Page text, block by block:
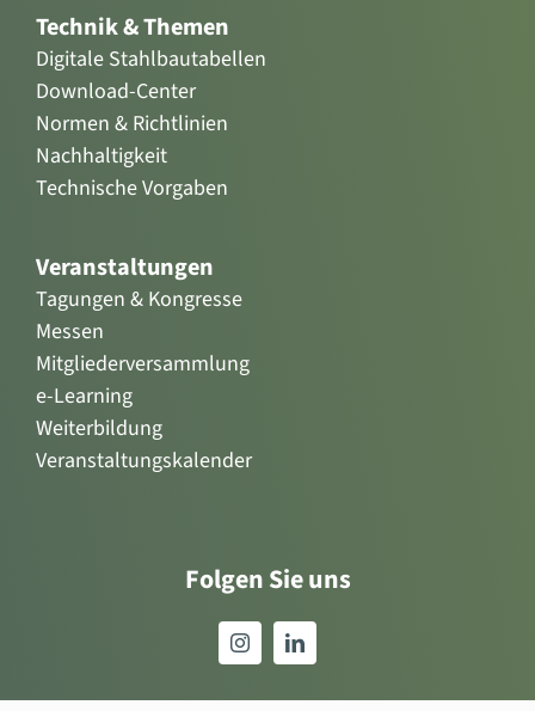
Technik & Themen
Digitale Stahlbautabellen
Download-Center
Normen & Richtlinien
Nachhaltigkeit
Technische Vorgaben
Veranstaltungen
Tagungen & Kongresse
Messen
Mitgliederversammlung
e-Learning
Weiterbildung
Veranstaltungskalender
Folgen Sie uns